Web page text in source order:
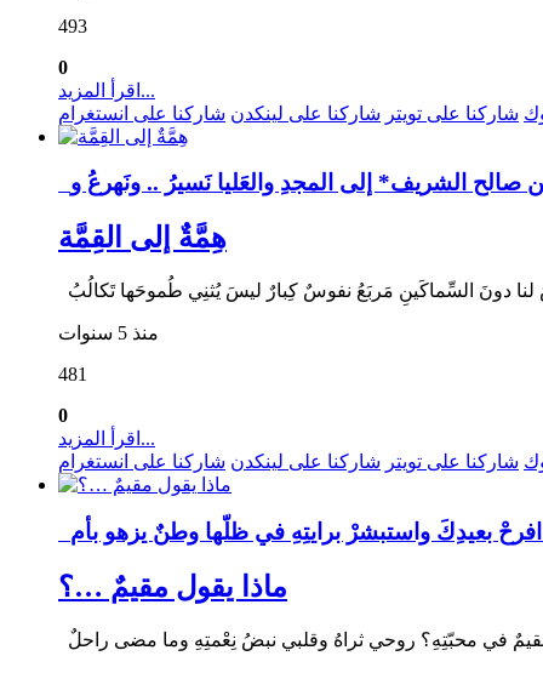
493
0
اقرأ المزيد...
شاركنا على تويتر شاركنا على لينكدن شاركنا على انستغرام
هِمَّةٌ إلى القِمَّة
منذ 5 سنوات
481
0
اقرأ المزيد...
شاركنا على تويتر شاركنا على لينكدن شاركنا على انستغرام
ماذا يقول مقيمٌ …؟